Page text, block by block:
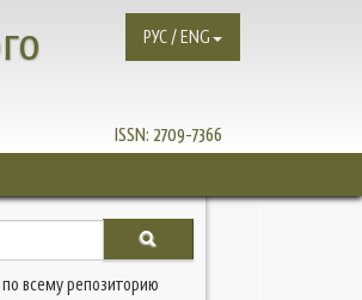
ISSN: 2709-7366
РУС / ENG
всему репозиторию